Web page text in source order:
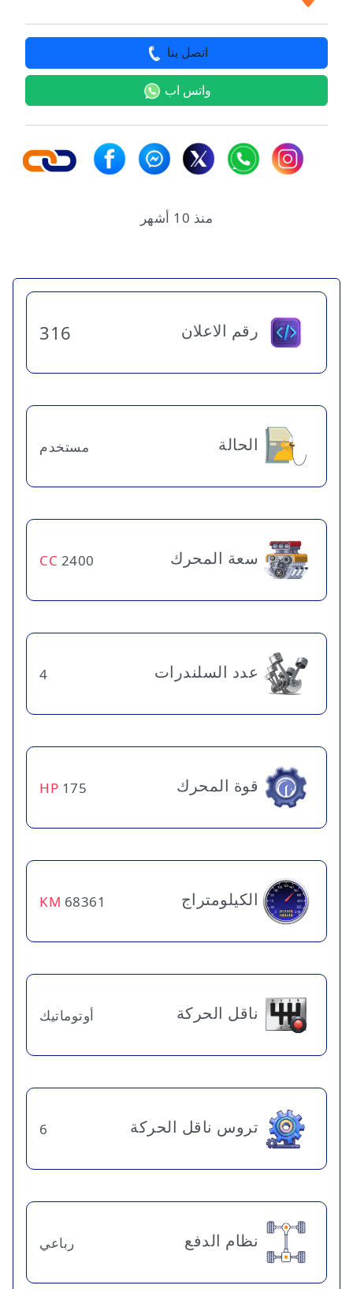
اتصل بنا
واتس اب
منذ 10 أشهر
رقم الاعلان 316
الحالة مستخدم
سعة المحرك 2400
CC
عدد السلندرات 4
قوة المحرك 175
HP
الكيلومتراج 68361
KM
ناقل الحركة أوتوماتيك
تروس ناقل الحركة 6
نظام الدفع رباعي